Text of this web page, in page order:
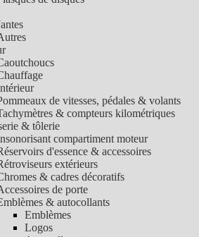
de vitesses, pédales & volants
& compteurs kilométriques
& tôlerie
compartiment moteur
d'essence & accessoires
extérieurs
& cadres décoratifs
de porte
& autocollants
Emblèmes
Logos